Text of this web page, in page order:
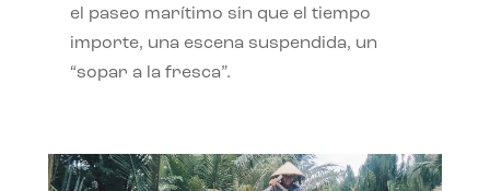
el paseo marítimo sin que el tiempo
importe, una escena suspendida, un
“sopar a la fresca”.